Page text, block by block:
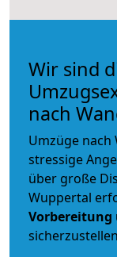
Wir sind
nach
Umzüge nach
stressige
über große
Wuppertal
Vorbereitung